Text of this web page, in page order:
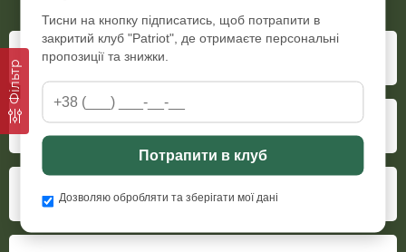
Фільтр
Тисни на кнопку підписатись, щоб потрапити в
закритий клуб "Patriot", де отримаєте персональні
пропозиції та знижки.
Потрапити в клуб
Дозволяю обробляти та зберігати мої дані
Особистий кабінет
Додатково
Інформація